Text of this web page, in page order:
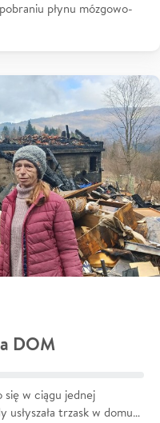
płynu mózgowo-
DOM
się w ciągu jednej
trzask w domu…